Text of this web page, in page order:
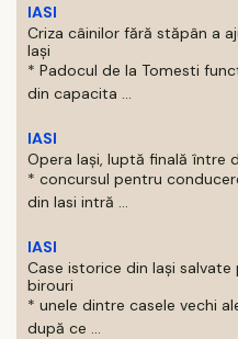
IASI
Criza câinilor fără stăpân a
Iași
* Padocul de la Tomesti
din capacita ...
IASI
Opera Iași, luptă finală între
* concursul pentru
din Iasi intră ...
IASI
Case istorice din Iași
birouri
* unele dintre casele vechi
după ce ...